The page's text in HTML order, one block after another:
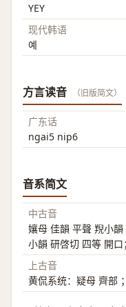
YEY
现代韩语
예
方言读音 （旧版简文）
广东话
ngai5 nip6
音系简文
中古音
孃母 佳韻 平聲 䍲小
小韻 研啓切 四等 開口；
上古音
黄侃系统：疑母 齊部